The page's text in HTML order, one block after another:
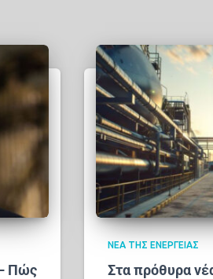
Πώς
ΝΈΑ ΤΗΣ ΕΝΈΡΓΕΙΑΣ
Στα πρόθυρα